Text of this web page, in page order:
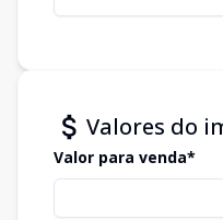
Valores do
Valor para venda*